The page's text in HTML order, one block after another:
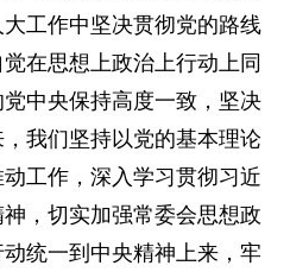
工作中坚决贯彻党的路线
在思想上政治上行动上同
中央保持高度一致，坚决
我们坚持以党的基本理论
工作，深入学习贯彻习近
，切实加强常委会思想政
统一到中央精神上来，牢